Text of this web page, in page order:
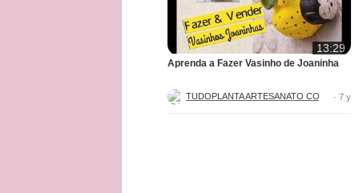
13:29
Aprenda a Fazer Vasinho de Joaninha
· 7 y